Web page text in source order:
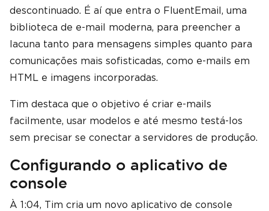
descontinuado. É aí que entra o FluentEmail, uma
biblioteca de e-mail moderna, para preencher a
lacuna tanto para mensagens simples quanto para
comunicações mais sofisticadas, como e-mails em
HTML e imagens incorporadas.
Tim destaca que o objetivo é criar e-mails
facilmente, usar modelos e até mesmo testá-los
sem precisar se conectar a servidores de produção.
Configurando o aplicativo de
console
À 1:04, Tim cria um novo aplicativo de console